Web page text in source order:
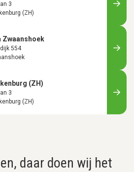
3
(ZH)
Zwaanshoek
554
(ZH)
3
(ZH)
daar doen wij het